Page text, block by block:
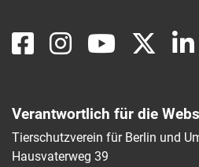
Verantwortlich für die
Tierschutzverein für Berlin und
Hausvaterweg 39